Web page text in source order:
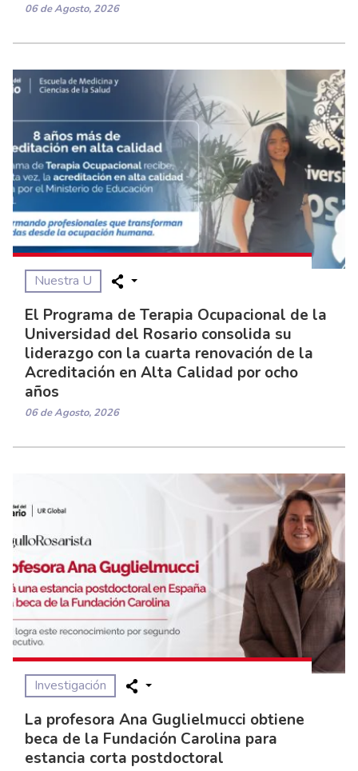
06 de Agosto, 2026
Nuestra U
El Programa de Terapia Ocupacional de la
Universidad del Rosario consolida su
liderazgo con la cuarta renovación de la
Acreditación en Alta Calidad por ocho
años
06 de Agosto, 2026
Investigación
La profesora Ana Guglielmucci obtiene
beca de la Fundación Carolina para
estancia corta postdoctoral